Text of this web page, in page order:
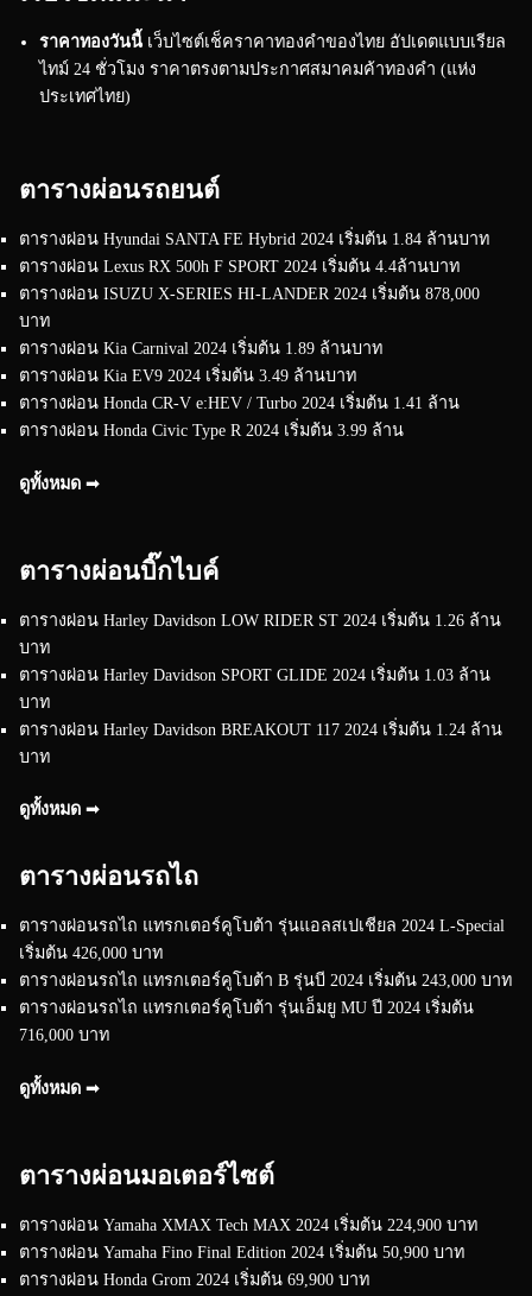
ราคาทองวันนี้ เว็บไซต์เช็คราคาทองคำของไทย อัปเดตแบบเรียล
ไทม์ 24 ชั่วโมง ราคาตรงตามประกาศสมาคมค้าทองคำ (แห่ง
ประเทศไทย)
ตารางผ่อนรถยนต์
ตารางผ่อน Hyundai SANTA FE Hybrid 2024 เริ่มต้น 1.84 ล้านบาท
ตารางผ่อน Lexus RX 500h F SPORT 2024 เริ่มต้น 4.4ล้านบาท
ตารางผ่อน ISUZU X-SERIES HI-LANDER 2024 เริ่มต้น 878,000
บาท
ตารางผ่อน Kia Carnival 2024 เริ่มต้น 1.89 ล้านบาท
ตารางผ่อน Kia EV9 2024 เริ่มต้น 3.49 ล้านบาท
ตารางผ่อน Honda CR-V e:HEV / Turbo 2024 เริ่มต้น 1.41 ล้าน
ตารางผ่อน Honda Civic Type R 2024 เริ่มต้น 3.99 ล้าน
ดูทั้งหมด ➟
ตารางผ่อนบิ๊กไบค์
ตารางผ่อน Harley Davidson LOW RIDER ST 2024 เริ่มต้น 1.26 ล้าน
บาท
ตารางผ่อน Harley Davidson SPORT GLIDE 2024 เริ่มต้น 1.03 ล้าน
บาท
ตารางผ่อน Harley Davidson BREAKOUT 117 2024 เริ่มต้น 1.24 ล้าน
บาท
ดูทั้งหมด ➟
ตารางผ่อนรถไถ
ตารางผ่อนรถไถ แทรกเตอร์คูโบต้า รุ่นแอลสเปเชียล 2024 L-Special
เริ่มต้น 426,000 บาท
ตารางผ่อนรถไถ แทรกเตอร์คูโบต้า B รุ่นบี 2024 เริ่มต้น 243,000 บาท
ตารางผ่อนรถไถ แทรกเตอร์คูโบต้า รุ่นเอ็มยู MU ปี 2024 เริ่มต้น
716,000 บาท
ดูทั้งหมด ➟
ตารางผ่อนมอเตอร์ไซต์
ตารางผ่อน Yamaha XMAX Tech MAX 2024 เริ่มต้น 224,900 บาท
ตารางผ่อน Yamaha Fino Final Edition 2024 เริ่มต้น 50,900 บาท
ตารางผ่อน Honda Grom 2024 เริ่มต้น 69,900 บาท